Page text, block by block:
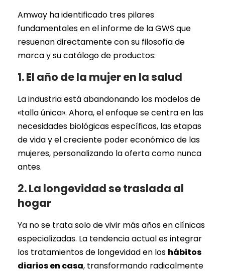
Amway ha identificado tres pilares
fundamentales en el informe de la GWS que
resuenan directamente con su filosofía de
marca y su catálogo de productos:
1. El año de la mujer en la salud
La industria está abandonando los modelos de
«talla única». Ahora, el enfoque se centra en las
necesidades biológicas específicas, las etapas
de vida y el creciente poder económico de las
mujeres, personalizando la oferta como nunca
antes.
2. La longevidad se traslada al
hogar
Ya no se trata solo de vivir más años en clínicas
especializadas. La tendencia actual es integrar
los tratamientos de longevidad en los hábitos
diarios en casa, transformando radicalmente